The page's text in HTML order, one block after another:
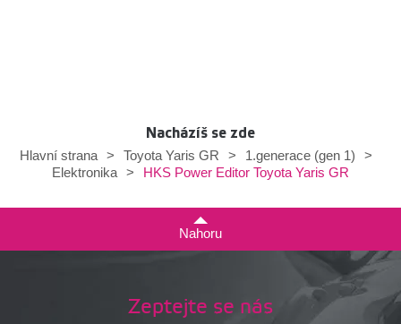
Nacházíš se zde
Hlavní strana > Toyota Yaris GR > 1.generace (gen 1)
>
Elektronika > HKS Power Editor Toyota Yaris GR
Nahoru
Zeptejte se nás